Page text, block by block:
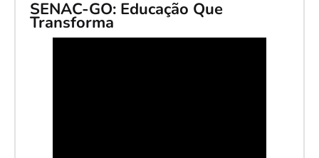
SENAC-GO: Educação Que
Transforma